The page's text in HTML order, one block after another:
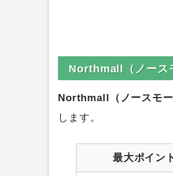
Northmall（ノース
Northmall（ノースモー
します。
最大ポイン